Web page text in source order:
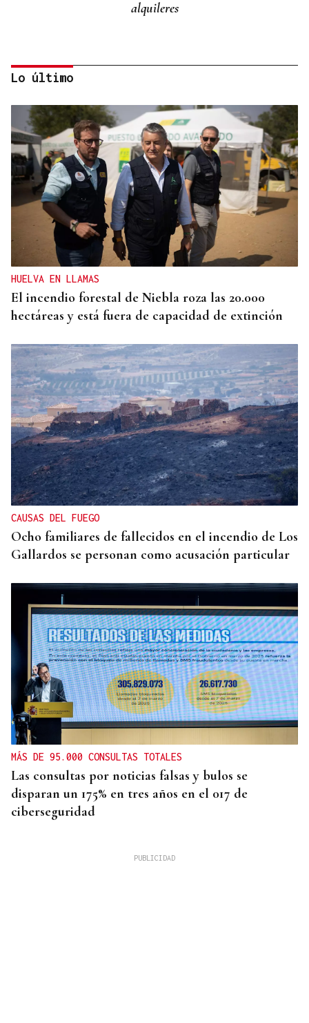
alquileres
Miguel Abad Vila
TRIBUNA
Una crisis migratoria y una crisis sanitaria
Lo último
HUELVA EN LLAMAS
El incendio forestal de Niebla roza las 20.000
hectáreas y está fuera de capacidad de extinción
CAUSAS DEL FUEGO
Ocho familiares de fallecidos en el incendio de Los
Gallardos se personan como acusación particular
MÁS DE 95.000 CONSULTAS TOTALES
Las consultas por noticias falsas y bulos se
disparan un 175% en tres años en el 017 de
ciberseguridad